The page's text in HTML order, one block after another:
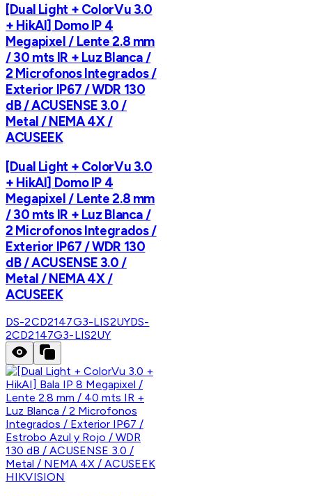
[Dual Light + ColorVu 3.0
+ HikAI] Domo IP 4
Megapixel / Lente 2.8 mm
/ 30 mts IR + Luz Blanca /
2 Microfonos Integrados /
Exterior IP67 / WDR 130
dB / ACUSENSE 3.0 /
Metal / NEMA 4X /
ACUSEEK
[Dual Light + ColorVu 3.0
+ HikAI] Domo IP 4
Megapixel / Lente 2.8 mm
/ 30 mts IR + Luz Blanca /
2 Microfonos Integrados /
Exterior IP67 / WDR 130
dB / ACUSENSE 3.0 /
Metal / NEMA 4X /
ACUSEEK
DS-2CD2147G3-LIS2UYDS-
2CD2147G3-LIS2UY
HIKVISION